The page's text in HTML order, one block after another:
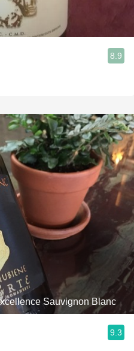
8.9
Sauvignon Blanc
9.3